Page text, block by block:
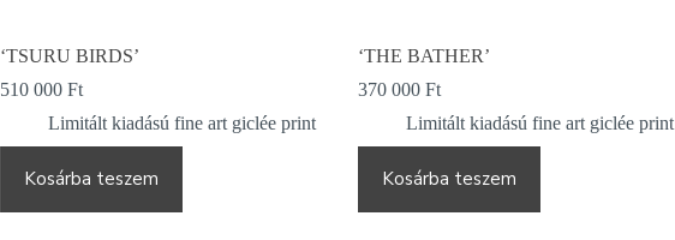
‘TSURU BIRDS’
510 000Ft
Limitált kiadású fine art giclée print
Kosárba teszem
‘THE BATHER’
370 000 Ft
Limitált kiadású fine art giclée print
Kosárba teszem